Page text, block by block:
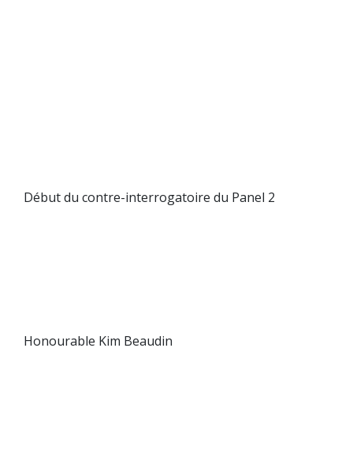
Début du contre-interrogatoire du Panel 2
Honourable Kim Beaudin